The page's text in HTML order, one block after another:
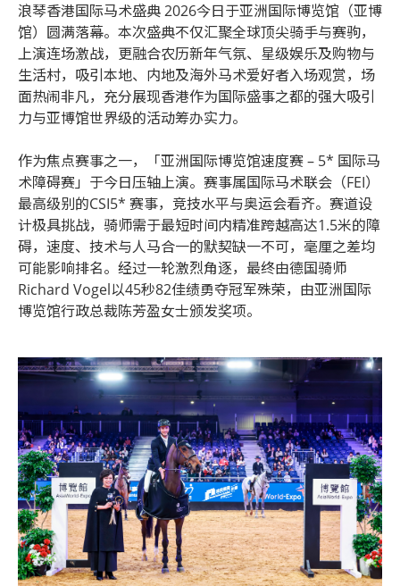
浪琴香港国际马术盛典 2026今日于亚洲国际博览馆（亚博
馆）圆满落幕。本次盛典不仅汇聚全球顶尖骑手与赛驹，
上演连场激战，更融合农历新年气氛、星级娱乐及购物与
生活村，吸引本地、内地及海外马术爱好者入场观赏，场
面热闹非凡，充分展现香港作为国际盛事之都的强大吸引
力与亚博馆世界级的活动筹办实力。
作为焦点赛事之一，「亚洲国际博览馆速度赛 – 5* 国际马
术障碍赛」于今日压轴上演。赛事属国际马术联会（FEI）
最高级别的CSI5* 赛事，竞技水平与奥运会看齐。赛道设
计极具挑战，骑师需于最短时间内精准跨越高达1.5米的障
碍，速度、技术与人马合一的默契缺一不可，毫厘之差均
可能影响排名。经过一轮激烈角逐，最终由德国骑师
Richard Vogel以45秒82佳绩勇夺冠军殊荣，由亚洲国际
博览馆行政总裁陈芳盈女士颁发奖项。